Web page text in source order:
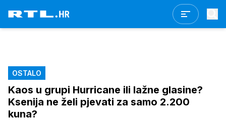
OSTALO
Kaos u grupi Hurricane ili lažne glasine?
Ksenija ne želi pjevati za samo 2.200
kuna?